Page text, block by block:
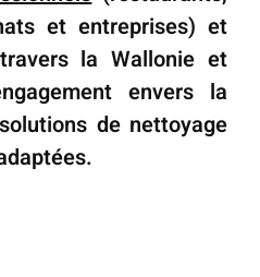
et entreprises) et
la Wallonie et
envers la
de nettoyage